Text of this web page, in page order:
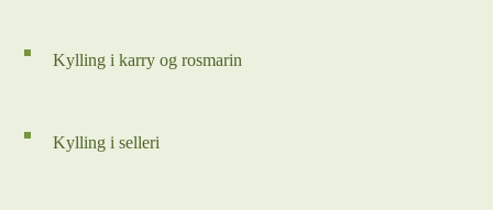
Kylling i karry og rosmarin
Kylling i selleri